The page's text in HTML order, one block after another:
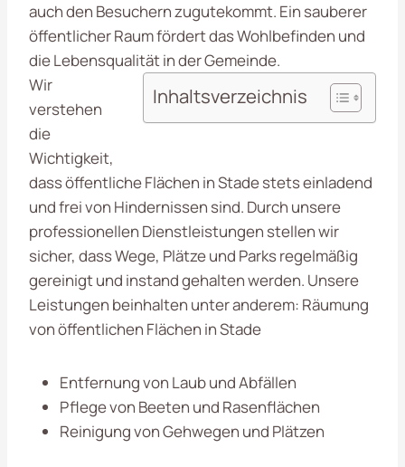
auch den Besuchern zugutekommt. Ein sauberer
öffentlicher Raum fördert das Wohlbefinden und
die Lebensqualität in der Gemeinde.
Inhaltsverzeichnis
Wir
verstehen
die
Wichtigkeit,
dass öffentliche Flächen in Stade stets einladend
und frei von Hindernissen sind. Durch unsere
professionellen Dienstleistungen stellen wir
sicher, dass Wege, Plätze und Parks regelmäßig
gereinigt und instand gehalten werden. Unsere
Leistungen beinhalten unter anderem: Räumung
von öffentlichen Flächen in Stade
Entfernung von Laub und Abfällen
Pflege von Beeten und Rasenflächen
Reinigung von Gehwegen und Plätzen